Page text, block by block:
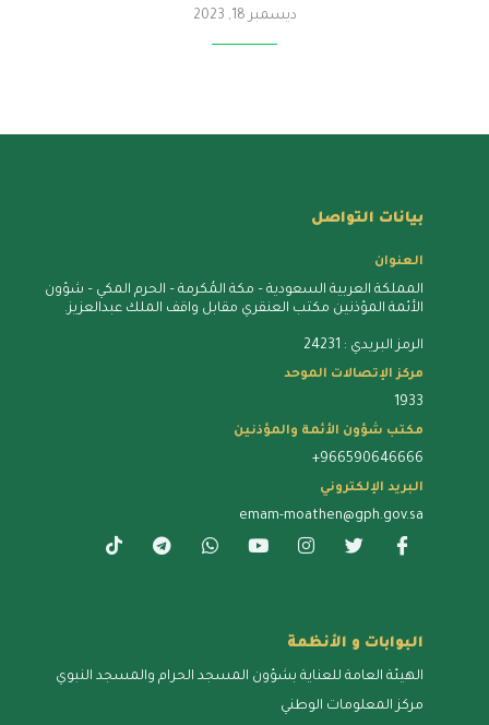
ديسمبر 18, 2023
بيانات التواصل
العنوان
المملكة العربية السعودية – مكة المُكرمة – الحرم المكي – شؤون
الأئمة المؤذنين مكتب العنقري مقابل واقف الملك عبدالعزيز.
الرمز البريدي : 24231
مركز الإتصالات الموحد
1933
مكتب شؤون الأئمة والمؤذنين
+966590646666
البريد الإلكتروني
emam-moathen@gph.gov.sa
البوابات و الأنظمة
الهيئة العامة للعناية بشؤون المسجد الحرام والمسجد النبوي
مركز المعلومات الوطني